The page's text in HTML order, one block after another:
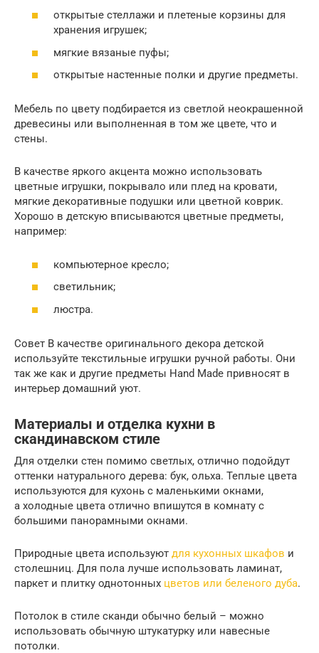
открытые стеллажи и плетеные корзины для
хранения игрушек;
мягкие вязаные пуфы;
открытые настенные полки и другие предметы.
Мебель по цвету подбирается из светлой неокрашенной
древесины или выполненная в том же цвете, что и
стены.
В качестве яркого акцента можно использовать
цветные игрушки, покрывало или плед на кровати,
мягкие декоративные подушки или цветной коврик.
Хорошо в детскую вписываются цветные предметы,
например:
компьютерное кресло;
светильник;
люстра.
Совет В качестве оригинального декора детской
используйте текстильные игрушки ручной работы. Они
так же как и другие предметы Hand Made привносят в
интерьер домашний уют.
Материалы и отделка кухни в
скандинавском стиле
Для отделки стен помимо светлых, отлично подойдут
оттенки натурального дерева: бук, ольха. Теплые цвета
используются для кухонь с маленькими окнами,
а холодные цвета отлично впишутся в комнату с
большими панорамными окнами.
Природные цвета используют для кухонных шкафов и
столешниц. Для пола лучше использовать ламинат,
паркет и плитку однотонных цветов или беленого дуба.
Потолок в стиле сканди обычно белый – можно
использовать обычную штукатурку или навесные
потолки.